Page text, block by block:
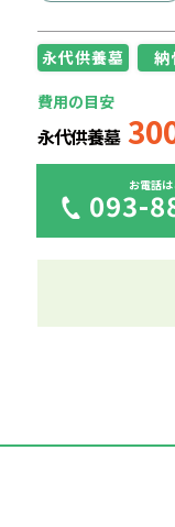
永代供養墓
納
費用の目安
永代供養墓
お電話
093-